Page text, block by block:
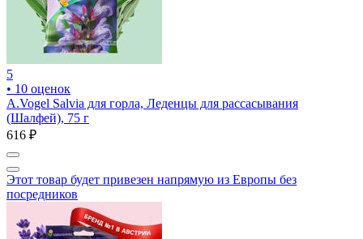
5
• 10 оценок
А.Vogel Salvia для горла, Леденцы для рассасывания
(Шалфей), 75 г
616 ₽
Этот товар будет привезен напрямую из Европы без
посредников